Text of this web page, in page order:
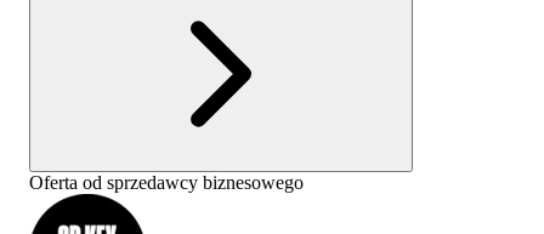
Oferta od sprzedawcy biznesowego